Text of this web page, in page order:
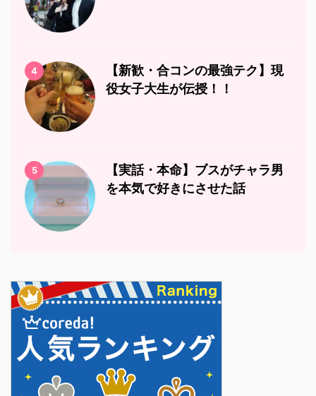
4
【新歓・合コンの最強テク】現
役女子大生が伝授！！
5
【実話・本命】ブスがチャラ男
を本気で好きにさせた話